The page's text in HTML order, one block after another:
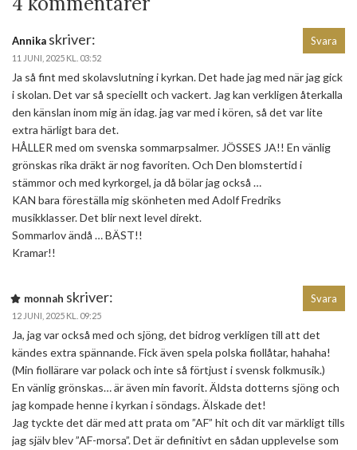
Annika skriver:
11 JUNI, 2025 KL. 03:52
Ja så fint med skolavslutning i kyrkan. Det hade jag med när jag gick
i skolan. Det var så speciellt och vackert. Jag kan verkligen återkalla
den känslan inom mig än idag. jag var med i kören, så det var lite
extra härligt bara det.
HÅLLER med om svenska sommarpsalmer. JÖSSES JA!! En vänlig
grönskas rika dräkt är nog favoriten. Och Den blomstertid i
stämmor och med kyrkorgel, ja då bölar jag också …
KAN bara föreställa mig skönheten med Adolf Fredriks
musikklasser. Det blir next level direkt.
Sommarlov ändå … BÄST!!
Kramar!!
Svara
monnah skriver:
12 JUNI, 2025 KL. 09:25
Ja, jag var också med och sjöng, det bidrog verkligen till att det
kändes extra spännande. Fick även spela polska fiollåtar, hahaha!
(Min fiollärare var polack och inte så förtjust i svensk folkmusik.)
En vänlig grönskas… är även min favorit. Äldsta dotterns sjöng och
jag kompade henne i kyrkan i söndags. Älskade det!
Jag tyckte det där med att prata om ”AF” hit och dit var märkligt tills
jag själv blev ”AF-morsa”. Det är definitivt en sådan upplevelse som
Svara